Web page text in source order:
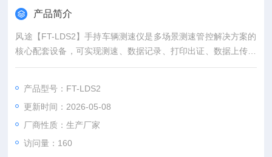
产品简介
风途【FT-LDS2】手持车辆测速仪是多场景测速管控解决方案的
核心配套设备，可实现测速、数据记录、打印出证、数据上传一
体化落地。适配交通执法、车队管理、厂区安全、赛事保障等全
体管控方案，有效提升测速效率，规范管控流程，降低运维成
本。
产品型号：FT-LDS2
更新时间：2026-05-08
厂商性质：生产厂家
访问量：160